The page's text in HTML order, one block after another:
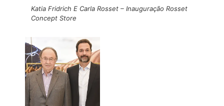
Katia Fridrich E Carla Rosset – Inauguração Rosset
Concept Store